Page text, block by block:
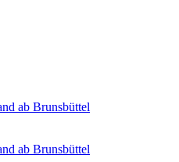
ab Brunsbüttel
ab Brunsbüttel